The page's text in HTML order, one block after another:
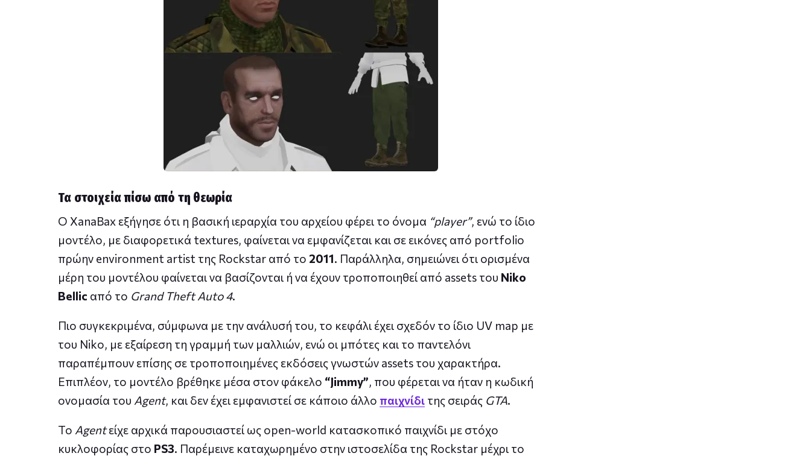
Τα στοιχεία πίσω από τη θεωρία
Ο XanaBax εξήγησε ότι η βασική ιεραρχία του αρχείου φέρει το όνομα “player”, ενώ το ίδιο
μοντέλο, με διαφορετικά textures, φαίνεται να εμφανίζεται και σε εικόνες από portfolio
πρώην environment artist της Rockstar από το 2011. Παράλληλα, σημειώνει ότι ορισμένα
μέρη του μοντέλου φαίνεται να βασίζονται ή να έχουν τροποποιηθεί από assets του Niko
Bellic από το Grand Theft Auto 4.
Πιο συγκεκριμένα, σύμφωνα με την ανάλυσή του, το κεφάλι έχει σχεδόν το ίδιο UV map με
του Niko, με εξαίρεση τη γραμμή των μαλλιών, ενώ οι μπότες και το παντελόνι
παραπέμπουν επίσης σε τροποποιημένες εκδόσεις γνωστών assets του χαρακτήρα.
Επιπλέον, το μοντέλο βρέθηκε μέσα στον φάκελο “Jimmy”, που φέρεται να ήταν η κωδική
ονομασία του Agent, και δεν έχει εμφανιστεί σε κάποιο άλλο παιχνίδι της σειράς GTA.
Το Agentείχε αρχικά παρουσιαστεί ως open-world κατασκοπικό παιχνίδι με στόχο
κυκλοφορίας στο PS3. Παρέμεινε καταχωρημένο στην ιστοσελίδα της Rockstar μέχρι το